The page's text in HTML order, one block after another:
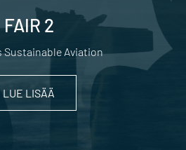
FAIR 2
Sustainable Aviation
LUE LISÄÄ